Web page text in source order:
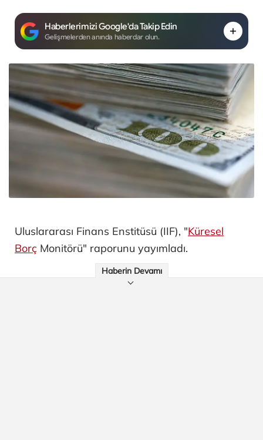
Haberlerimizi Google'da Takip Edin
Gelişmelerden anında haberdar olun.
Uluslararası Finans Enstitüsü (IIF), "Küresel
Borç Monitörü" raporunu yayımladı.
Haberin Devamı